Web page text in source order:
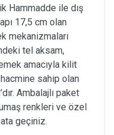
Hammadde ile dış
17,5 cm olan
mekanizmaları
tel aksam,
amacıyla kilit
sahip olan
Ambalajlı paket
renkleri ve özel
geçiniz.